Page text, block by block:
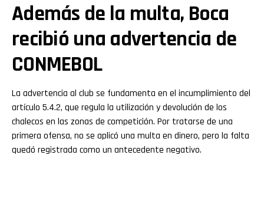
Además de la multa, Boca
recibió una advertencia de
CONMEBOL
La advertencia al club se fundamenta en el incumplimiento del
artículo 5.4.2, que regula la utilización y devolución de los
chalecos en las zonas de competición. Por tratarse de una
primera ofensa, no se aplicó una multa en dinero, pero la falta
quedó registrada como un antecedente negativo.